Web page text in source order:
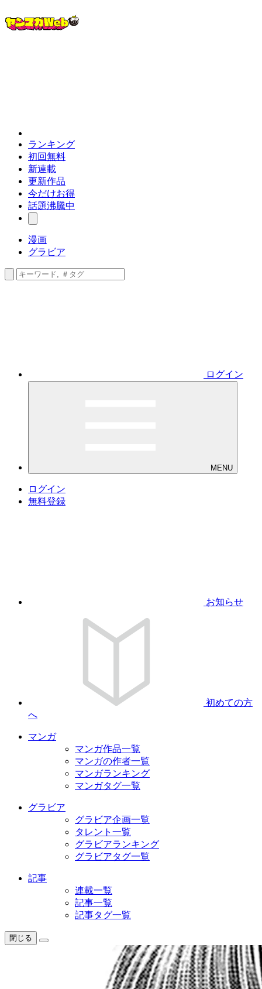
ランキング
初回無料
新連載
更新作品
今だけお得
話題沸騰中
漫画
グラビア
ログイン
MENU
ログイン
無料登録
お知らせ
初めての方
へ
マンガ
マンガ作品一覧
マンガの作者一覧
マンガランキング
マンガタグ一覧
グラビア
グラビア企画一覧
タレント一覧
グラビアランキング
グラビアタグ一覧
記事
連載一覧
記事一覧
記事タグ一覧
閉じる